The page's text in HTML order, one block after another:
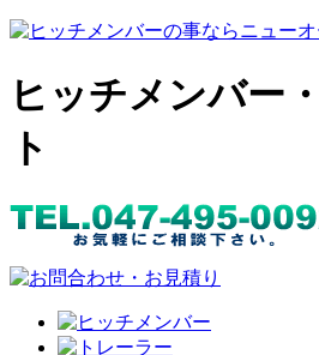
ヒッチメンバー
ト